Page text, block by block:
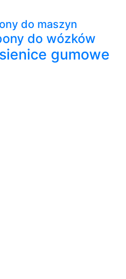
do maszyn
do wózków
gumowe